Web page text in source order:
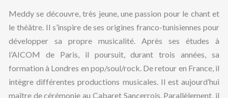
Meddy se découvre, très jeune, une passion pour le chant et
le théâtre. Il s’inspire de ses origines franco-tunisiennes pour
développer sa propre musicalité. Après ses études à
l’AICOM de Paris, il poursuit, durant trois années, sa
formation à Londres en pop/soul/rock. De retour en France, il
intègre différentes productions musicales. Il est aujourd’hui
maître de cérémonie au Cabaret Sancerrois. Parallèlement, il